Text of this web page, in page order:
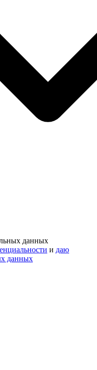
данных
и даю
данных